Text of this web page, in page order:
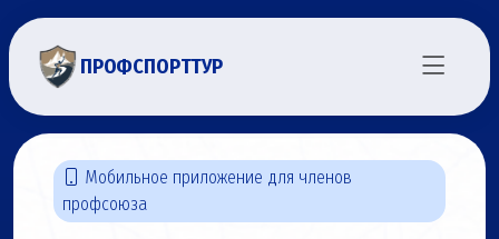
ПРОФСПОРТТУР
Мобильное приложение для членов
профсоюза